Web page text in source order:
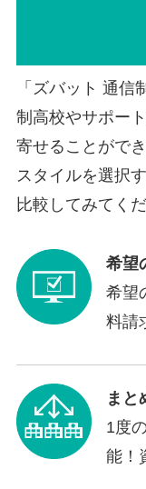
「ズバット 通
制高校やサポー
寄せることがで
スタイルを選択
比較してみてくだ
希望
希望
料請
まと
1度
能！